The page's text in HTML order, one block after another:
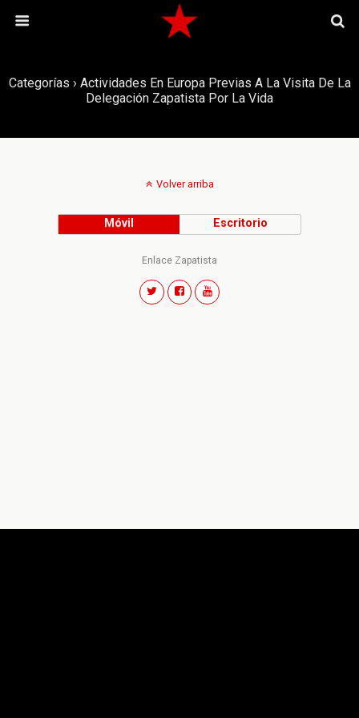
Categorías › Actividades En Europa Previas A La Visita De La
Delegación Zapatista Por La Vida
Volver arriba
Móvil Escritorio
Enlace Zapatista